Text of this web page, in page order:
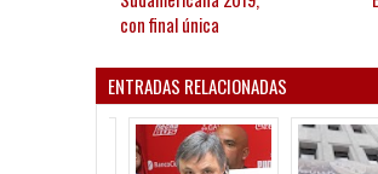
con final única
ENTRADAS RELACIONADAS